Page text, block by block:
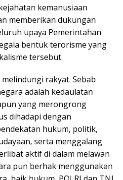
kemanusiaan
memberikan dukungan
upaya Pemerintahan
bentuk terorisme yang
tersebut.
rakyat. Sebab
adalah kedaulatan
yang merongrong
dihadapi dengan
hukum, politik,
serta menggalang
aktif di dalam melawan
pun berhak menggunakan